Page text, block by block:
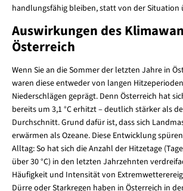
handlungsfähig bleiben, statt von der
Auswirkungen des
Österreich
Wenn Sie an die Sommer der letzten Jahre in
waren diese entweder von langen
Niederschlägen geprägt. Denn Österreich hat
bereits um 3,1 °C erhitzt – deutlich stärker als
Durchschnitt. Grund dafür ist, dass sich
erwärmen als Ozeane. Diese Entwicklung
Alltag: So hat sich die Anzahl der Hitzetage
über 30 °C) in den letzten Jahrzehnten
Häufigkeit und Intensität von
Dürre oder Starkregen haben in Österreich in